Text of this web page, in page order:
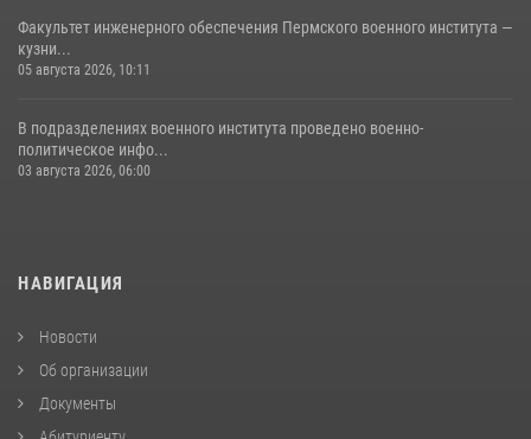
Факультет инженерного обеспечения Пермского военного института —
кузни...
05 августа 2026, 10:11
В подразделениях военного института проведено военно-
политическое инфо...
03 августа 2026, 06:00
НАВИГАЦИЯ
Новости
Об организации
Документы